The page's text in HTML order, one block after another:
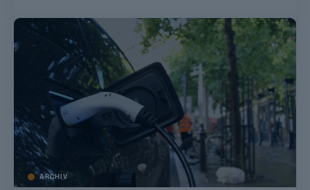
ARCHIV